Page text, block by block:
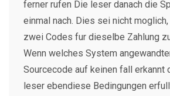
ferner rufen Die leser danach die
einmal nach. Dies sei nicht
zwei Codes fur dieselbe Zahlung
Wenn welches System
Sourcecode auf keinen fall erkannt
leser ebendiese Bedingungen